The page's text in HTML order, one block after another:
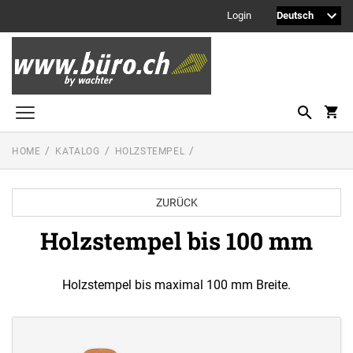
Login
Printy Textstempel
Taschenstempel
Professional Textstempel
Professional Datum- und Ziffernbandstempel
Printy Datumstempel
Office Printy
HOME KATALOG HOLZSTEMPEL
ZURÜCK
Holzstempel bis 100 mm
Holzstempel bis maximal 100 mm Breite.